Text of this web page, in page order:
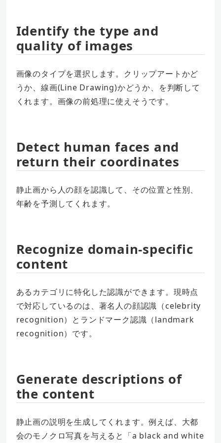
Identify the type and
quality of images
画像のタイプを選択します。クリップアートかど
うか、線画(Line Drawing)かどうか、を判断して
くれます。画像の前処理に使えそうです。
Detect human faces and
return their coordinates
静止画から人の顔を認識して、その位置と性別、
年齢を予測してくれます。
Recognize domain-specific
content
あるカテゴリに特化した認識ができます。現時点
で対応しているのは、著名人の顔認識（celebrity
recognition）とランドマーク認識（landmark
recognition）です。
Generate descriptions of
the content
静止画の説明を生成してくれます。例えば、大都
会のモノクロ写真を与えると「a black and white